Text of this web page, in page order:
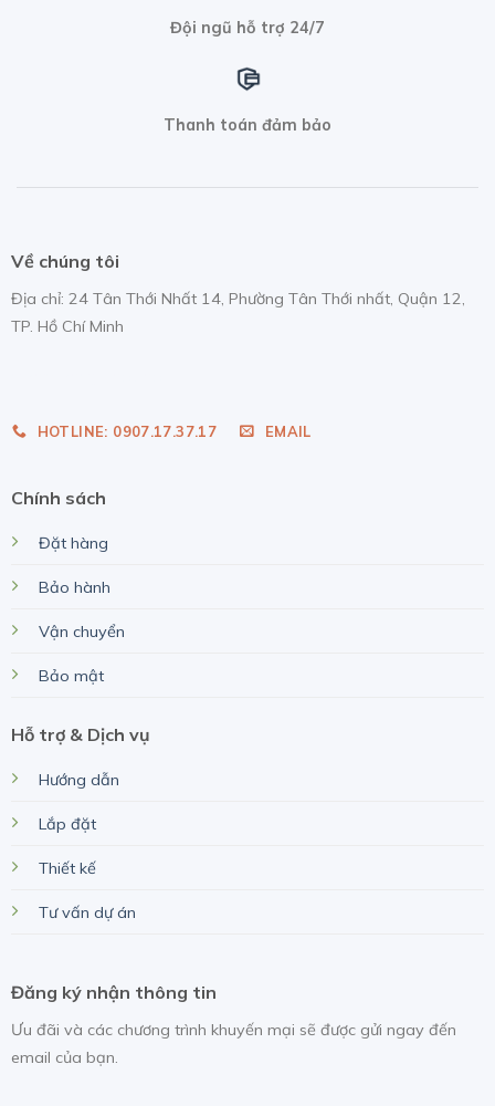
Đội ngũ hỗ trợ 24/7
Thanh toán đảm bảo
Về chúng tôi
Địa chỉ: 24 Tân Thới Nhất 14, Phường Tân Thới nhất, Quận 12,
TP. Hồ Chí Minh
HOTLINE: 0907.17.37.17 EMAIL
Chính sách
Đặt hàng
Bảo hành
Vận chuyển
Bảo mật
Hỗ trợ & Dịch vụ
Hướng dẫn
Lắp đặt
Thiết kế
Tư vấn dự án
Đăng ký nhận thông tin
Ưu đãi và các chương trình khuyến mại sẽ được gửi ngay đến
email của bạn.